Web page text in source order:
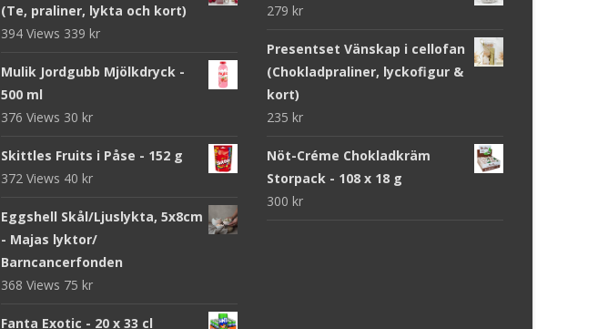
(Te, praliner, lykta och kort)
394 Views 339 kr
Mulik Jordgubb Mjölkdryck -
500 ml
376 Views 30 kr
Skittles Fruits i Påse - 152 g
372 Views 40 kr
Eggshell Skål/Ljuslykta, 5x8cm
- Majas lyktor/
Barncancerfonden
368 Views 75 kr
Fanta Exotic - 20 x 33 cl
279 kr
Presentset Vänskap i cellofan
(Chokladpraliner, lyckofigur &
kort)
235 kr
Nöt-Créme Chokladkräm
Storpack - 108 x 18 g
300 kr